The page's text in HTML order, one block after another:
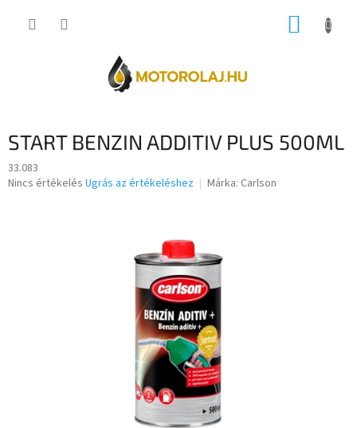
KOSÁR
START BENZIN ADDITIV PLUS 500ML
33.083
A
Nincs értékelés Ugrás az értékeléshez Márka: Carlson